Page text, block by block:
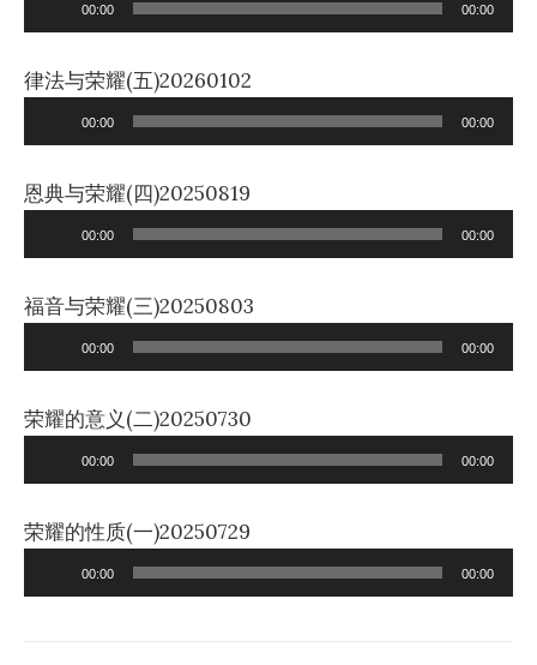
Player
00:00 00:00
律法与荣耀(五)20260102
Player
00:00 00:00
恩典与荣耀(四)20250819
Player
00:00 00:00
福音与荣耀(三)20250803
Player
00:00 00:00
荣耀的意义(二)20250730
Player
00:00 00:00
荣耀的性质(一)20250729
Player
00:00 00:00